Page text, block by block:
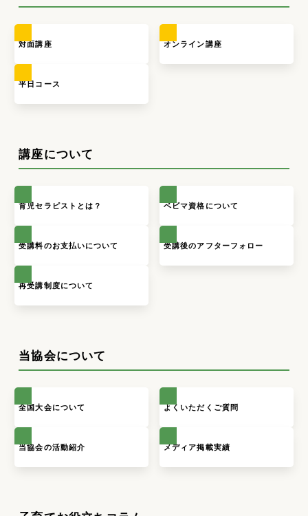
対面講座 オンライン講座
平日コース
講座について
育児セラピストとは？ ベビマ資格について
受講料のお支払いについて 受講後のアフターフォロー
再受講制度について
当協会について
全国大会について よくいただくご質問
当協会の活動紹介 メディア掲載実績